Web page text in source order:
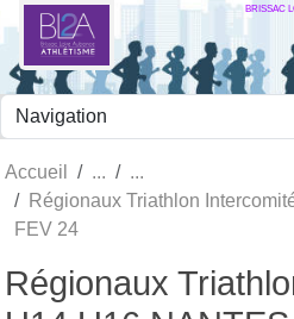
BRISSAC
Accueil
Régionaux Triathlon
FEV 24
Régionaux
Panneau de gestion des cookies